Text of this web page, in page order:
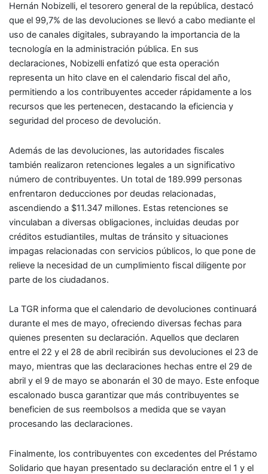
Hernán Nobizelli, el tesorero general de la república, destacó
que el 99,7% de las devoluciones se llevó a cabo mediante el
uso de canales digitales, subrayando la importancia de la
tecnología en la administración pública. En sus
declaraciones, Nobizelli enfatizó que esta operación
representa un hito clave en el calendario fiscal del año,
permitiendo a los contribuyentes acceder rápidamente a los
recursos que les pertenecen, destacando la eficiencia y
seguridad del proceso de devolución.
Además de las devoluciones, las autoridades fiscales
también realizaron retenciones legales a un significativo
número de contribuyentes. Un total de 189.999 personas
enfrentaron deducciones por deudas relacionadas,
ascendiendo a $11.347 millones. Estas retenciones se
vinculaban a diversas obligaciones, incluidas deudas por
créditos estudiantiles, multas de tránsito y situaciones
impagas relacionadas con servicios públicos, lo que pone de
relieve la necesidad de un cumplimiento fiscal diligente por
parte de los ciudadanos.
La TGR informa que el calendario de devoluciones continuará
durante el mes de mayo, ofreciendo diversas fechas para
quienes presenten su declaración. Aquellos que declaren
entre el 22 y el 28 de abril recibirán sus devoluciones el 23 de
mayo, mientras que las declaraciones hechas entre el 29 de
abril y el 9 de mayo se abonarán el 30 de mayo. Este enfoque
escalonado busca garantizar que más contribuyentes se
beneficien de sus reembolsos a medida que se vayan
procesando las declaraciones.
Finalmente, los contribuyentes con excedentes del Préstamo
Solidario que hayan presentado su declaración entre el 1 y el